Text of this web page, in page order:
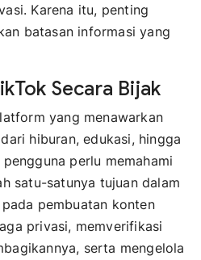
Karena itu, penting
batasan informasi yang
Secara Bijak
yang menawarkan
hiburan, edukasi, hingga
perlu memahami
satu-satunya tujuan dalam
pembuatan konten
privasi, memverifikasi
serta mengelola